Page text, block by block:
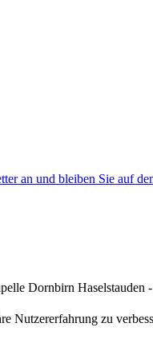
an und bleiben Sie auf
Dornbirn Haselstauden
Nutzererfahrung zu